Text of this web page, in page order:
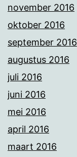
november 2016
oktober 2016
september 2016
augustus 2016
juli 2016
juni 2016
mei 2016
april 2016
maart 2016